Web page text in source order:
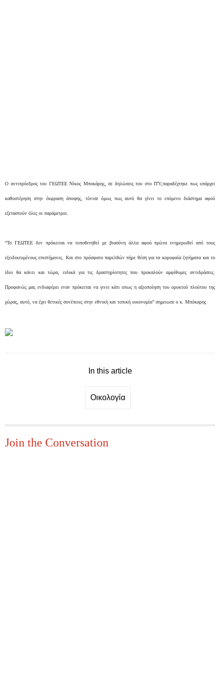
Ο αντιπρόεδρος του ΓΕΩΤΕΕ Νίκος Μποκάρης, σε δηλώσεις του στο ITV,παραδέχτηκε πως υπάρχει
καθυστέρηση στην έκφραση άποψης, τόνισε όμως πως αυτό θα γίνει το επόμενο διάστημα αφού
εξεταστούν όλες οι παράμετροι.
“Το ΓΕΩΤΕΕ δεν πρόκειται να τοποθετηθεί με βιασύνη άλλα αφού πρώτα ενημερωθεί από τους
εξειδικευμένους επιστήμονες. Και στο πρόσφατο παρελθών πήρε θέση για τα κορυφαία ζητήματα και το
ίδιο θα κάνει και τώρα, ειδικά για τις δραστηρίοτητες που προκαλούν αμφίθυμες αντιδράσεις.
Προφανώς μας ενδιαφέρει εναν πρόκειται να γινει κάτι οπως η αξιοποίηση του ορυκτού πλούτου της
χώρας, αυτό, να έχει θετικές συνέπειες στην εθνική και τοπική οικονομία” σημειωσε ο κ. Μπόκαρης
In this article
Οικολογία
Join the Conversation